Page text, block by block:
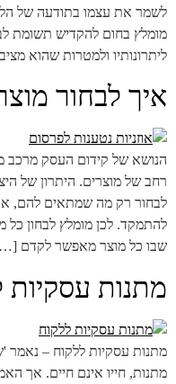
לשמר את עצמו בתודעה של
ליתרונותיו ולמטרות שהוא
איך לבחור
הנושא של קידום העסק מרכב
רחב של מוצרים. היתרון של
לבחור רק מה שמתאים להם,
להתמקד. לכן מומלץ לבחון כל
שבו כל מוצר מאפשר לקדם […]
מתנות עסקיות
מתנות עסקיות ללקוח – נאמר
מתנות, חייו אינם חיים. אך